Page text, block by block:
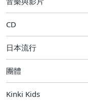
書.畫作品
雕刻.工藝品
玉.石.印材.水晶
陶.瓷器.花瓶.茶壺
郵.幣.券
CD
日本流行
團體
Kinki Kids